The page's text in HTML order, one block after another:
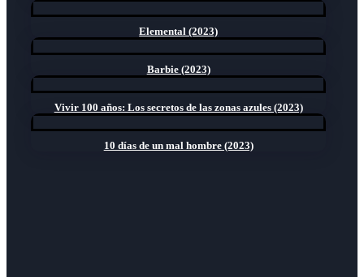
Elemental (2023)
Barbie (2023)
Vivir 100 años: Los secretos de las zonas azules (2023)
10 días de un mal hombre (2023)